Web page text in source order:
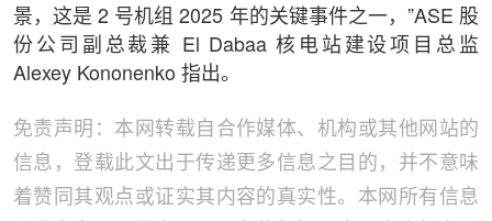
景，这是 2 号机组 2025 年的关键事件之一，”ASE 股
份公司副总裁兼 El Dabaa 核电站建设项目总监
Alexey Kononenko 指出。
免责声明：本网转载自合作媒体、机构或其他网站的
信息，登载此文出于传递更多信息之目的，并不意味
着赞同其观点或证实其内容的真实性。本网所有信息